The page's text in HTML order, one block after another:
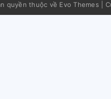
quyền thuộc về Evo Themes